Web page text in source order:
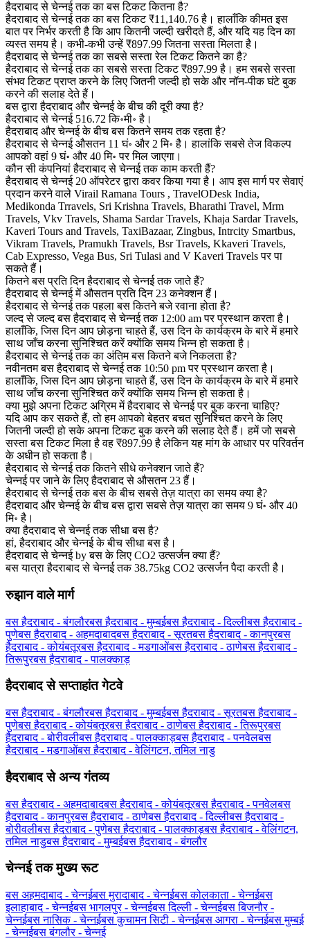
हैदराबाद से चेन्नई तक का बस टिकट कितना है?
हैदराबाद से चेन्नई तक का बस टिकट ₹11,140.76 है। हालाँकि कीमत इस
बात पर निर्भर करती है कि आप कितनी जल्दी खरीदते हैं, और यदि यह दिन का
व्यस्त समय है। कभी-कभी उन्हें ₹897.99 जितना सस्ता मिलता है।
हैदराबाद से चेन्नई तक का सबसे सस्ता रेल टिकट कितने का है?
हैदराबाद से चेन्नई तक का सबसे सस्ता टिकट ₹897.99 है। हम सबसे सस्ता
संभव टिकट प्राप्त करने के लिए जितनी जल्दी हो सके और नॉन-पीक घंटे बुक
करने की सलाह देते हैं।
बस द्वारा हैदराबाद और चेन्नई के बीच की दूरी क्या है?
हैदराबाद से चेन्नई 516.72 कि॰मी॰ है।
हैदराबाद और चेन्नई के बीच बस कितने समय तक रहता है?
हैदराबाद से चेन्नई औसतन 11 घं॰ और 2 मि॰ है। हालांकि सबसे तेज विकल्प
आपको वहां 9 घं॰ और 40 मि॰ पर मिल जाएगा।
कौन सी कंपनियां हैदराबाद से चेन्नई तक काम करती हैं?
हैदराबाद से चेन्नई 20 ऑपरेटर द्वारा कवर किया गया है। आप इस मार्ग पर सेवाएं
प्रदान करने वाले Virail Ramana Tours , TravelODesk India,
Medikonda Trravels, Sri Krishna Travels, Bharathi Travel, Mrm
Travels, Vkv Travels, Shama Sardar Travels, Khaja Sardar Travels,
Kaveri Tours and Travels, TaxiBazaar, Zingbus, Intrcity Smartbus,
Vikram Travels, Pramukh Travels, Bsr Travels, Kkaveri Travels,
Cab Expresso, Vega Bus, Sri Tulasi and V Kaveri Travels पर पा
सकते हैं।
कितने बस प्रति दिन हैदराबाद से चेन्नई तक जाते हैं?
हैदराबाद से चेन्नई में औसतन प्रति दिन 23 कनेक्शन हैं।
हैदराबाद से चेन्नई तक पहला बस कितने बजे रवाना होता है?
जल्द से जल्द बस हैदराबाद से चेन्नई तक 12:00 am पर प्रस्थान करता है।
हालाँकि, जिस दिन आप छोड़ना चाहते हैं, उस दिन के कार्यक्रम के बारे में हमारे
साथ जाँच करना सुनिश्चित करें क्योंकि समय भिन्न हो सकता है।
हैदराबाद से चेन्नई तक का अंतिम बस कितने बजे निकलता है?
नवीनतम बस हैदराबाद से चेन्नई तक 10:50 pm पर प्रस्थान करता है।
हालाँकि, जिस दिन आप छोड़ना चाहते हैं, उस दिन के कार्यक्रम के बारे में हमारे
साथ जाँच करना सुनिश्चित करें क्योंकि समय भिन्न हो सकता है।
क्या मुझे अपना टिकट अग्रिम में हैदराबाद से चेन्नई पर बुक करना चाहिए?
यदि आप कर सकते हैं, तो हम आपको बेहतर बचत सुनिश्चित करने के लिए
जितनी जल्दी हो सके अपना टिकट बुक करने की सलाह देते हैं। हमें जो सबसे
सस्ता बस टिकट मिला है वह ₹897.99 है लेकिन यह मांग के आधार पर परिवर्तन
के अधीन हो सकता है।
हैदराबाद से चेन्नई तक कितने सीधे कनेक्शन जाते हैं?
चेन्नई पर जाने के लिए हैदराबाद से औसतन 23 हैं।
हैदराबाद से चेन्नई तक बस के बीच सबसे तेज़ यात्रा का समय क्या है?
हैदराबाद और चेन्नई के बीच बस द्वारा सबसे तेज़ यात्रा का समय 9 घं॰ और 40
मि॰ है।
क्या हैदराबाद से चेन्नई तक सीधा बस है?
हां, हैदराबाद और चेन्नई के बीच सीधा बस है।
हैदराबाद से चेन्नई by बस के लिए CO2 उत्सर्जन क्या हैं?
बस यात्रा हैदराबाद से चेन्नई तक 38.75kg CO2 उत्सर्जन पैदा करती है।
रुझान वाले मार्ग
बस हैदराबाद - बंगलौरबस हैदराबाद - मुम्बईबस हैदराबाद - दिल्लीबस हैदराबाद -
पुणेबस हैदराबाद - अहमदाबादबस हैदराबाद - सूरतबस हैदराबाद - कानपुरबस
हैदराबाद - कोयंबतूरबस हैदराबाद - मडगाओंबस हैदराबाद - ठाणेबस हैदराबाद -
तिरूपुरबस हैदराबाद - पालक्काड़
हैदराबाद से सप्ताहांत गेटवे
बस हैदराबाद - बंगलौरबस हैदराबाद - मुम्बईबस हैदराबाद - सूरतबस हैदराबाद -
पुणेबस हैदराबाद - कोयंबतूरबस हैदराबाद - ठाणेबस हैदराबाद - तिरूपुरबस
हैदराबाद - बोरीवलीबस हैदराबाद - पालक्काड़बस हैदराबाद - पनवेलबस
हैदराबाद - मडगाओंबस हैदराबाद - वेलिंगटन, तमिल नाडु
हैदराबाद से अन्य गंतव्य
बस हैदराबाद - अहमदाबादबस हैदराबाद - कोयंबतूरबस हैदराबाद - पनवेलबस
हैदराबाद - कानपुरबस हैदराबाद - ठाणेबस हैदराबाद - दिल्लीबस हैदराबाद -
बोरीवलीबस हैदराबाद - पुणेबस हैदराबाद - पालक्काड़बस हैदराबाद - वेलिंगटन,
तमिल नाडुबस हैदराबाद - मुम्बईबस हैदराबाद - बंगलौर
चेन्नई तक मुख्य रूट
बस अहमदाबाद - चेन्नईबस मुरादाबाद - चेन्नईबस कोलकाता - चेन्नईबस
इलाहाबाद - चेन्नईबस भागलपुर - चेन्नईबस दिल्ली - चेन्नईबस बिजनौर -
चेन्नईबस नासिक - चेन्नईबस कुचामन सिटी - चेन्नईबस आगरा - चेन्नईबस मुम्बई
- चेन्नईबस बंगलौर - चेन्नई